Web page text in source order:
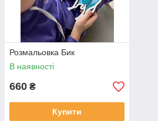
Розмальовка Бик
В наявності
660 ₴
Купити